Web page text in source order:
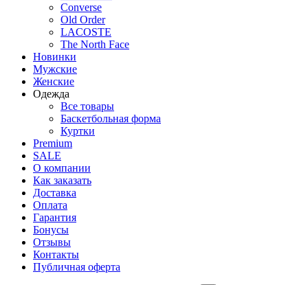
Converse
Old Order
LACOSTE
The North Face
Новинки
Мужские
Женские
Одежда
Все товары
Баскетбольная форма
Куртки
Premium
SALE
О компании
Как заказать
Доставка
Оплата
Гарантия
Бонусы
Отзывы
Контакты
Публичная оферта